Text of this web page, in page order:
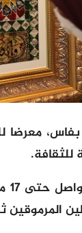
معرضا
للثقافة.
المرموقين